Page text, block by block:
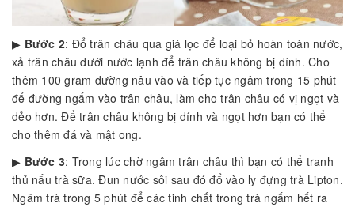
▶ Bước 2: Đổ trân châu qua giá lọc để loại bỏ hoàn toàn nước,
xả trân châu dưới nước lạnh để trân châu không bị dính. Cho
thêm 100 gram đường nâu vào và tiếp tục ngâm trong 15 phút
để đường ngấm vào trân châu, làm cho trân châu có vị ngọt và
dẻo hơn. Để trân châu không bị dính và ngọt hơn bạn có thể
cho thêm đá và mật ong.
▶ Bước 3: Trong lúc chờ ngâm trân châu thì bạn có thể tranh
thủ nấu trà sữa. Đun nước sôi sau đó đổ vào ly đựng trà Lipton.
Ngâm trà trong 5 phút để các tinh chất trong trà ngấm hết ra